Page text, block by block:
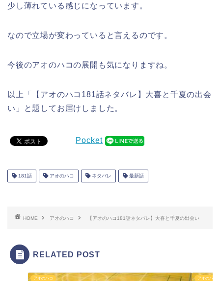
少し薄れている感じになっています。
なので立場が変わっていると言えるのです。
今後のアオのハコの展開も気になりますね。
以上「【アオのハコ181話ネタバレ】大喜と千夏の出会
い」と題してお届けしました。
Pocket
181話 アオのハコ ネタバレ 最新話
HOME アオのハコ 【アオのハコ181話ネタバレ】大喜と千夏の出会い
RELATED POST
アオのハコ アオのハコ